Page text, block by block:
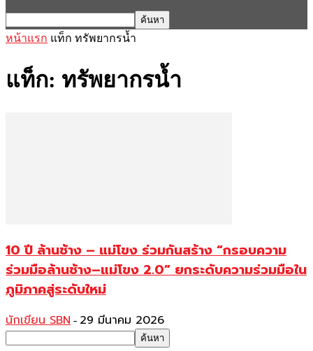
หน้าแรก แท็ก ทรัพยากรน้ำ
แท็ก: ทรัพยากรน้ำ
10 ปี ล้านช้าง – แม่โขง ร่วมกันสร้าง “กรอบความ
ร่วมมือล้านช้าง–แม่โขง 2.0” ยกระดับความร่วมมือใน
ภูมิภาคสู่ระดับใหม่
นักเขียน SBN - 29 มีนาคม 2026